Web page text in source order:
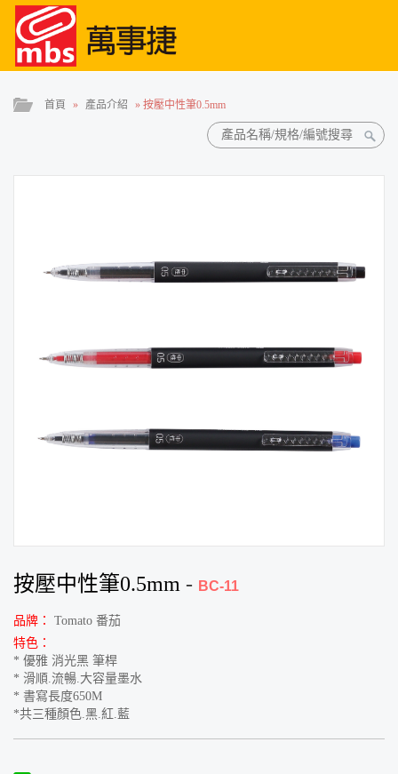
首頁 » 產品介紹 » 按壓中性筆0.5mm
按壓中性筆0.5mm - BC-11
品牌：
Tomato 番茄
特色：
* 優雅 消光黑 筆桿
* 滑順.流暢.大容量墨水
* 書寫長度650M
*共三種顏色.黑.紅.藍